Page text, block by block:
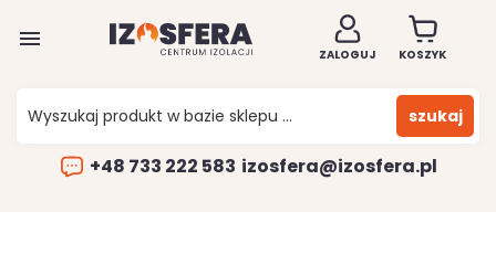

ZALOGUJ KOSZYK
szukaj
+48 733 222 583 izosfera@izosfera.pl